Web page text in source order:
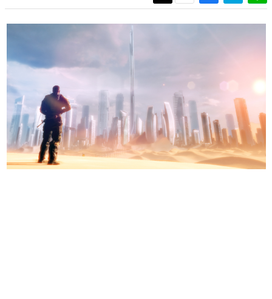
ゲームに多大な影響を受けた作家さんに取材し、ゲームが
日本モバイルゲーム産業史
ルを網羅するほか、開発者へのインタビューや識者による
解説を掲載。約20年の歴史が一望できる決定版！
若ゲのいたり〜ゲームクリエイターの青春〜
『うつヌケ』『ペンと箸』等で知られるマンガ家・田中圭
一先生によるゲーム業界レポートマンガです。
なんでゲームは面白い？